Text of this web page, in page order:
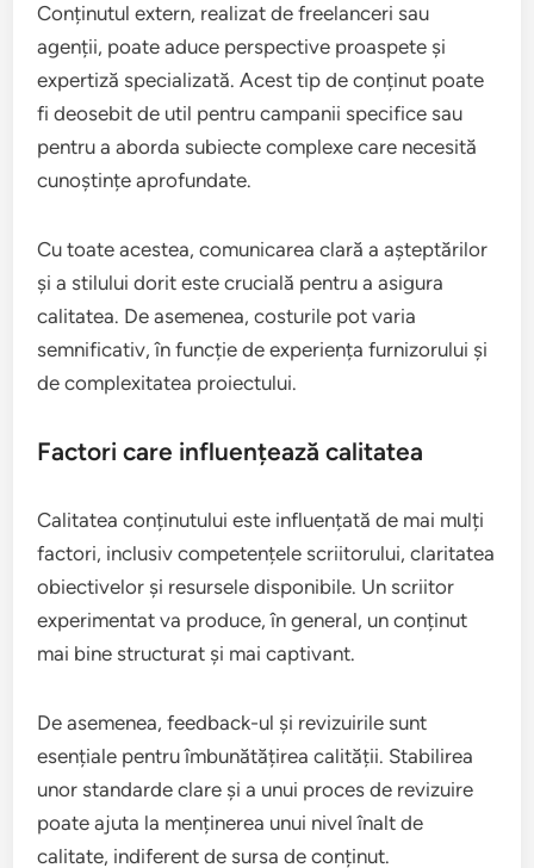
Conținutul extern, realizat de freelanceri sau
agenții, poate aduce perspective proaspete și
expertiză specializată. Acest tip de conținut poate
fi deosebit de util pentru campanii specifice sau
pentru a aborda subiecte complexe care necesită
cunoștințe aprofundate.
Cu toate acestea, comunicarea clară a așteptărilor
și a stilului dorit este crucială pentru a asigura
calitatea. De asemenea, costurile pot varia
semnificativ, în funcție de experiența furnizorului și
de complexitatea proiectului.
Factori care influențează calitatea
Calitatea conținutului este influențată de mai mulți
factori, inclusiv competențele scriitorului, claritatea
obiectivelor și resursele disponibile. Un scriitor
experimentat va produce, în general, un conținut
mai bine structurat și mai captivant.
De asemenea, feedback-ul și revizuirile sunt
esențiale pentru îmbunătățirea calității. Stabilirea
unor standarde clare și a unui proces de revizuire
poate ajuta la menținerea unui nivel înalt de
calitate, indiferent de sursa de conținut.